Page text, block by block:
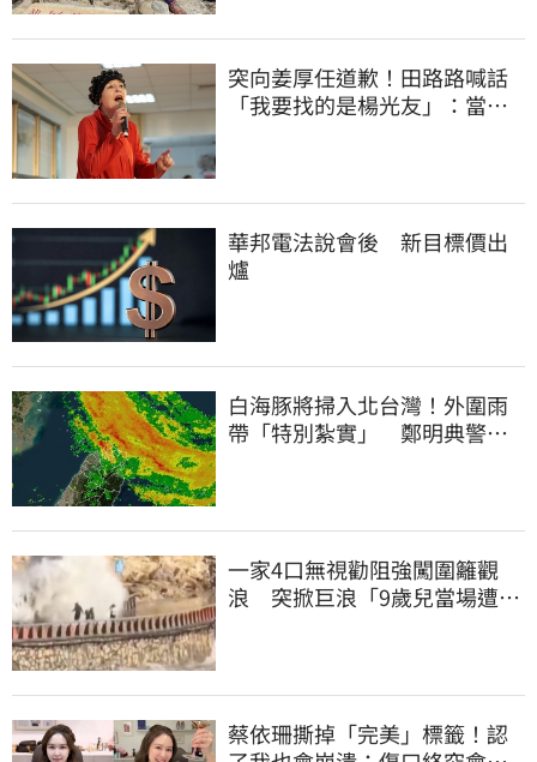
突向姜厚任道歉！田路路喊話
「我要找的是楊光友」：當時
華邦電法說會後 新目標價出
爐
白海豚將掃入北台灣！外圍雨
帶「特別紮實」 鄭明典警告
一家4口無視勸阻強闖圍籬觀
浪 突掀巨浪「9歲兒當場遭捲
蔡依珊撕掉「完美」標籤！認